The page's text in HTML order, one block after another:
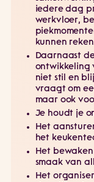
iedere dag
werkvloer,
kunnen
Daarnaast
ontwikkeling
niet stil en
vraagt om
maar ook
Je houdt je
Het
het
Het
smaak van
Het